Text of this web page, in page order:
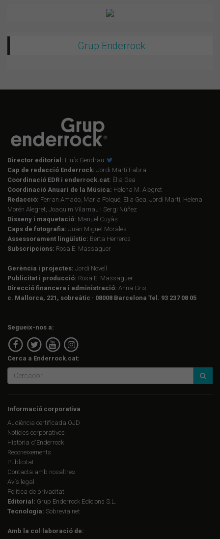
Grup Enderrock
Director editorial: Lluís Gendrau
Cap de redacció Enderrock: Jordi Martí Fabra
Coordinació EDR i enderrock.cat: Èlia Gea
Coordinació Anuari de la Música: Helena M. Alegret
Redacció: Ferran Amado, Maria Folqué, Èlia Gea, Jordi Martí, Helena
Morén Alegret, Joaquim Vilarnau i Sergi Núñez
Disseny i maquetació: Manuel Cuyàs
Caps de fotografia: Juan Miguel Morales
Assessorament lingüístic: Berta Herreros
Subscripcions: Rosa E. Massaguer
Gerència i projectes: Jordi Novell
Publicitat i producció: Rosa E. Massaguer
Direcció financera i administració: Anna Gris
c. Mallorca, 221, sobreàtic · 08008 Barcelona Tel. 93 237 08 05
Segueix-nos a:
Cerca a Enderrock.cat:
Informació corporativa
Audiència certificada OJD
Notícies corporatives
Història d'Enderrock
Reconeixements
Publicitat
Contacta amb nosaltres
Avís legal
Política de privacitat
Editorial: Grup Enderrock Edicions S.L.
Tecnologia: Sobrevia.net
Amb la col·laboració de: